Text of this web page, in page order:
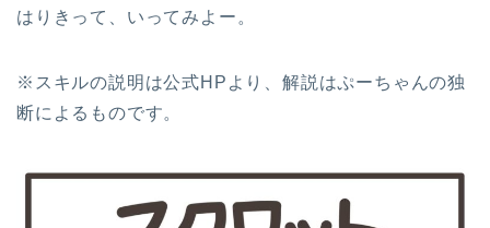
はりきって、いってみよー。
※スキルの説明は公式HPより、解説はぷーちゃんの独
断によるものです。